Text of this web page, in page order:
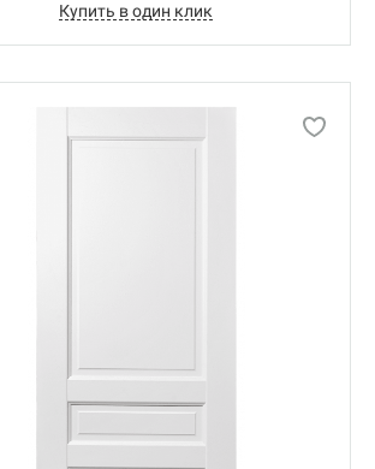
Купить в один клик